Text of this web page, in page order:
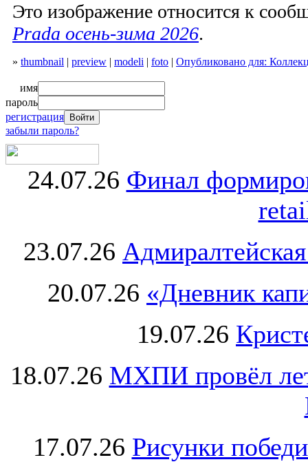
Это изображение относится к
Prada осень-зима 2026.
» thumbnail | preview | modeli | foto | Опубликовано для:
имя
пароль
регистрация
забыли пароль?
24.07.26 Финал
23.07.26
20.07.26 «Дневник
19.07.26
18.07.26 МХПИ провёл
17.07.26 Рисунки